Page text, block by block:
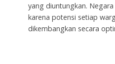
yang diuntungkan.
karena potensi setiap
dikembangkan secara